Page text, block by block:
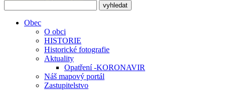
Obec
O obci
HISTORIE
Historické fotografie
Aktuality
Opatření -KORONAVIR
Náš mapový portál
Zastupitelstvo